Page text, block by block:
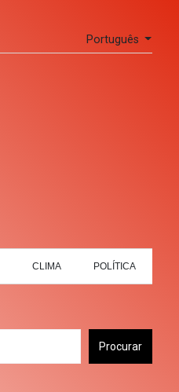
Português
CLIMA POLÍTICA
Procurar